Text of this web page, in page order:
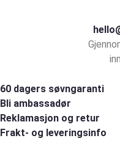
60 dagers søvngaranti
Bli ambassadør
Reklamasjon og retur
Frakt- og leveringsinfo